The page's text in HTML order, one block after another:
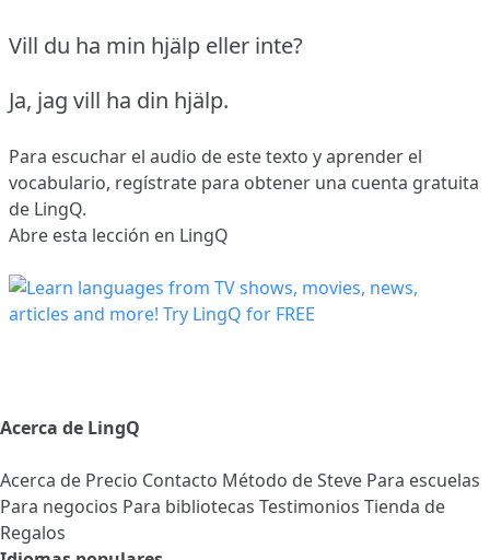
Vill du ha min hjälp eller inte?
Ja, jag vill ha din hjälp.
Para escuchar el audio de este texto y aprender el
vocabulario, regístrate para obtener una cuenta gratuita
de LingQ.
Abre esta lección en LingQ
Acerca de LingQ
Acerca de Precio Contacto Método de Steve Para escuelas
Para negocios Para bibliotecas Testimonios Tienda de
Regalos